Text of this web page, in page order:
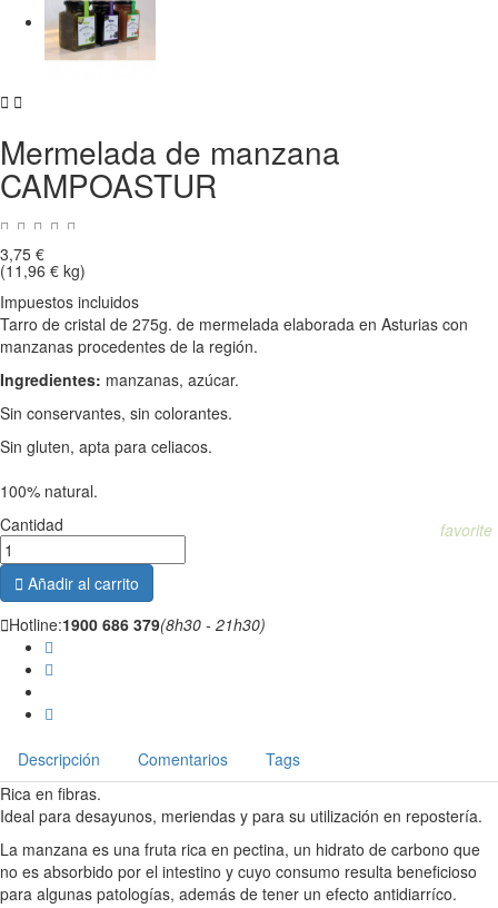
 
Mermelada de manzana
CAMPOASTUR
3,75 €
(11,96 € kg)
Impuestos incluidos
Tarro de cristal de 275g. de mermelada elaborada en Asturias con
manzanas procedentes de la región.
Ingredientes: manzanas, azúcar.
Sin conservantes, sin colorantes.
Sin gluten, apta para celiacos.
100% natural.
Cantidad
 Añadir al carrito
Hotline:1900 686 379(8h30 - 21h30)
favorite
Descripción Comentarios
Tags
Rica en fibras.
Ideal para desayunos, meriendas y para su utilización en repostería.
La manzana es una fruta rica en pectina, un hidrato de carbono que
no es absorbido por el intestino y cuyo consumo resulta beneficioso
para algunas patologías, además de tener un efecto antidiarríco.